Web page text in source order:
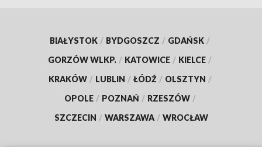
BIAŁYSTOK / BYDGOSZCZ / GDAŃSK /
GORZÓW WLKP. / KATOWICE / KIELCE /
KRAKÓW / LUBLIN / ŁÓDŹ / OLSZTYN /
OPOLE / POZNAŃ / RZESZÓW /
SZCZECIN / WARSZAWA / WROCŁAW